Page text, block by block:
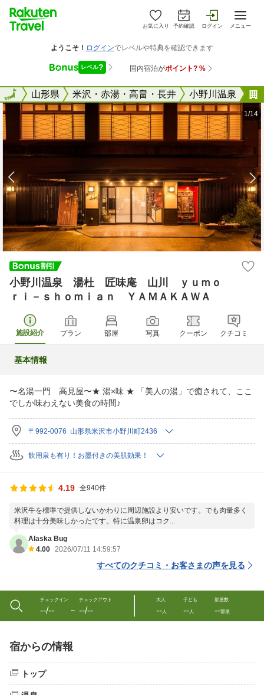
お気に入り 予約確認 ログイン メニュー
全国山形県 米沢・赤湯・高畠・長井 小野川温泉
全国
1/14
小野川温泉 湯杜 匠味庵 山川 ｙｕｍｏ
ｒｉ－ｓｈｏｍｉａｎ ＹＡＭＡＫＡＷＡ
施設紹介 プラン 部屋 写真 クーポン クチコミ
基本情報
〜名湯一門 高見屋〜★ 湯×味 ★ 「美人の湯」で癒されて、ここ
でしか味わえない美食の時間♪
〒992-0076 山形県米沢市小野川町2436
飲用泉も有り！お墨付きの美肌効果！
4.19 全940件
米沢牛を標準で提供しないかわりに周辺施設より安いです。でも肉量多く
料理は十分美味しかったです。特に温泉卵はコク...
Alaska Bug
4.00 2026/07/11 14:59:57
すべてのクチコミ・お客さまの声を見る
チェックイン
--/-- 〜
チェックアウト
--/--
大人
--人
子ども
--人
部屋数
--部屋
宿からの情報
トップ